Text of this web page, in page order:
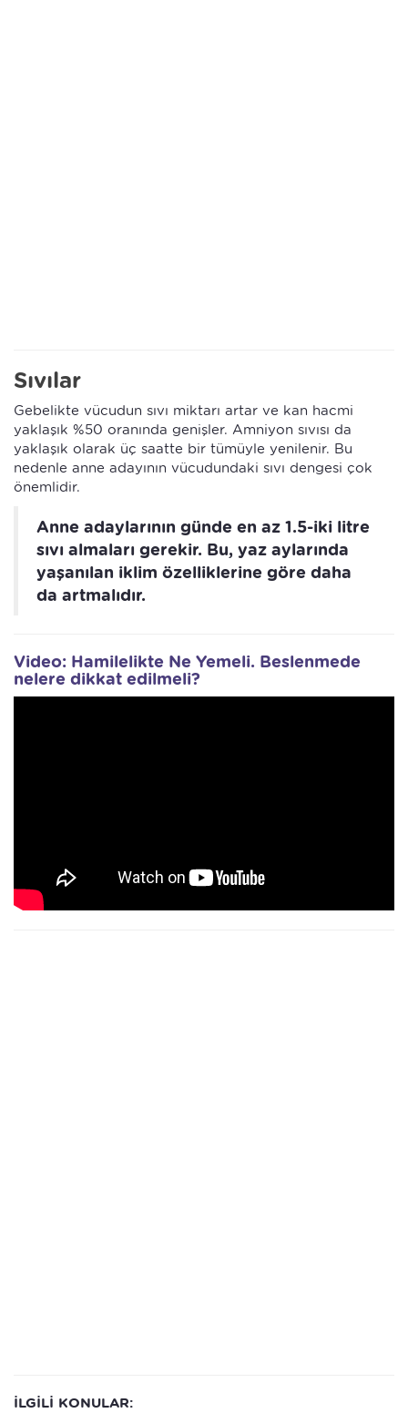
Sıvılar
Gebelikte vücudun sıvı miktarı artar ve kan hacmi
yaklaşık %50 oranında genişler. Amniyon sıvısı da
yaklaşık olarak üç saatte bir tümüyle yenilenir. Bu
nedenle anne adayının vücudundaki sıvı dengesi çok
önemlidir.
Anne adaylarının günde en az 1.5-iki litre
sıvı almaları gerekir. Bu, yaz aylarında
yaşanılan iklim özelliklerine göre daha
da artmalıdır.
Video: Hamilelikte Ne Yemeli. Beslenmede
nelere dikkat edilmeli?
İLGİLİ KONULAR: